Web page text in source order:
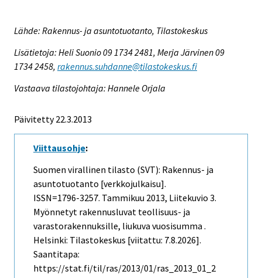
Lähde: Rakennus- ja asuntotuotanto, Tilastokeskus
Lisätietoja: Heli Suonio 09 1734 2481, Merja Järvinen 09
1734 2458, rakennus.suhdanne@tilastokeskus.fi
Vastaava tilastojohtaja: Hannele Orjala
Päivitetty 22.3.2013
Viittausohje:
Suomen virallinen tilasto (SVT): Rakennus- ja
asuntotuotanto [verkkojulkaisu].
ISSN=1796-3257. Tammikuu 2013, Liitekuvio 3.
Myönnetyt rakennusluvat teollisuus- ja
varastorakennuksille, liukuva vuosisumma .
Helsinki: Tilastokeskus [viitattu: 7.8.2026].
Saantitapa:
https://stat.fi/til/ras/2013/01/ras_2013_01_2